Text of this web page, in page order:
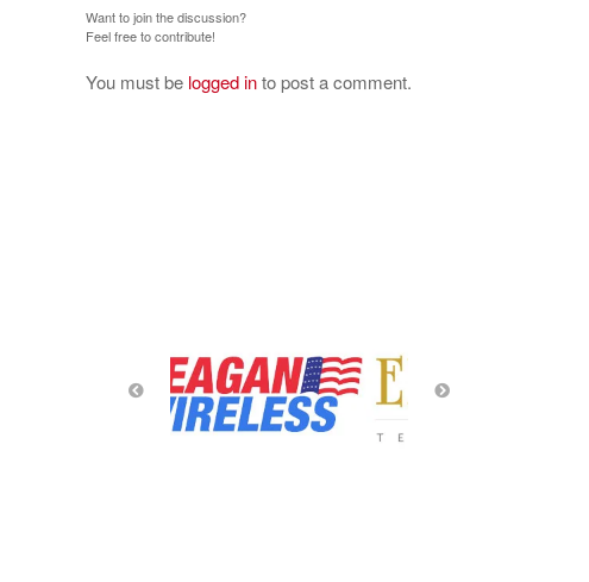
Want to join the discussion?
Feel free to contribute!
You must be logged into post a comment.